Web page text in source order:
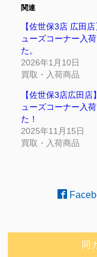
関連
【佐世保3店 広田店
ューズコーナー入
た。
2026年1月10日
買取・入荷商品
【佐世保3店広田店
ューズコーナー入
た！
2025年11月15日
買取・入荷商品
同